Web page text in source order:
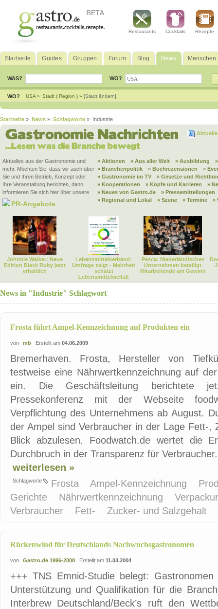
Restaurants Cocktails Rezepte
Startseite Guides Gruppen Forum Blog News Menschen
WAS? WO?
WO? USA » Stadt ( Region ) » [Stadt ändern]
Startseite » News » Schlagworte » Industrie
Aktuelles aus der Gastronomie und
mehr. Möchten Sie, dass wir auch über
Sie und Ihren Betrieb, Konzept oder
Ihre Veranstaltung berichten, dann
informieren Sie sich hier über unsere
PR-Angebote
» Aktionen » Aus aller Welt » Ausbildung
» Branchenpolitik
» Buchrezensionen
»
» Gastronomie im TV
» Gesetze und
» Kooperationen
» Köpfe und Karrieren
»
» Neues von Gastro.de
» Pressemitteilungen
» Regional und Lokal
» Szene » Termine »
Johnnie Walker: Neue
Edition Black Ruby jetzt
erhältlich
Lebensmittelverband:
Umfrage zeigt - Mehrheit
schätzt
Lebensmittelvielfalt
Pesca: Niederländisches
Unternehmen beteiligt
Mitarbeitende am Gewinn
News in "Industrie" Schlagwort
Frosta führt Ampel-Kennzeichnung auf Produkten ein
von mb Erstellt am 04.06.2009
Bremerhaven. Frosta, Hersteller von
testweise eine Nährwertkennzeichnung auf
ein. Die Geschäftsleitung berichtete
Pressekonferenz mit der Webseite
Verpflichtung des Unternehmens ab August.
der Ampel sind Verbraucher in der Lage Fett-,
Blick abzulesen. Foodwatch.de wertet die
Durchbruch in der Transparenz für
weiterlesen »
Schlagworte Frosta Ampel-Kennzeichnung
Gerichte
Nährwertkennzeichnung
Verbraucher
Fett- Zucker- und Salzgehalt
Rückenwind für Deutschlands Nachwuchsgastronomen
von Gastro.de 1996-2008 Erstellt am 11.03.2004
+++ TNS Emnid-Studie belegt:
Unterstützung und Qualifikation für die
Interbrew Deutschland/Beck’s ruft den